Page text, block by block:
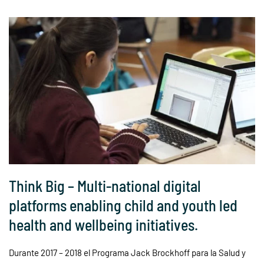
Think Big – Multi-national digital
platforms enabling child and youth led
health and wellbeing initiatives.
Durante 2017 – 2018 el Programa Jack Brockhoff para la Salud y